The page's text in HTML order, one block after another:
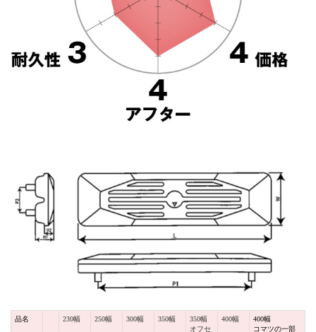
品名 230幅 250幅 300幅 350幅
350幅
オフセ
400幅
400幅
コマツの一部